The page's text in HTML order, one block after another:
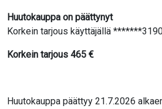
Huutokauppa on päättynyt
Korkein tarjous käyttäjällä
Korkein tarjous 465 €
Huutokauppa päättyy 21.7.2026